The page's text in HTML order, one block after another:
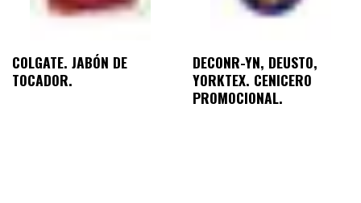
COLGATE. JABÓN DE
TOCADOR.
DECONR-YN, DEUSTO,
YORKTEX. CENICERO
PROMOCIONAL.